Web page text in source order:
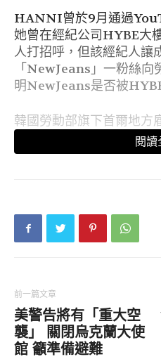
HANNI曾於9月通過
她曾在經紀公司HYBE大
人打招呼，但該經紀人讓
「NewJeans」一粉絲向
明NewJeans是否被
韓國勞動部旗下首爾地方
表示，根據《勞動基準法
為目的從事勞動的人員
HANNI受到資方的指揮和
價的報酬，且HANNI繳
稅。
閱讀
前一篇文章
美警告將有「重大空
襲」 關閉烏克蘭大使
館 籲準備避難